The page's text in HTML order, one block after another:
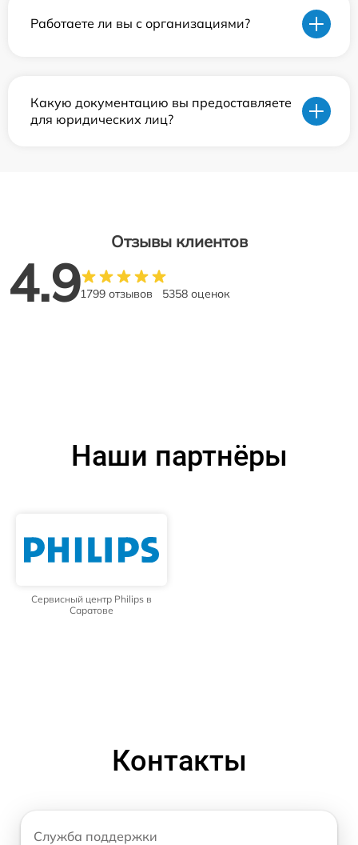
Работаете ли вы с организациями?
Какую документацию вы предоставляете
для юридических лиц?
Отзывы клиентов
4.91799 отзывов 5358 оценок
Наши партнёры
Сервисный центр Philips в
Саратове
Контакты
Служба поддержки